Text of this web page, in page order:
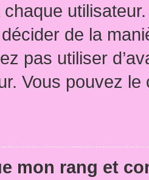
utilisateur.
de la
pas utiliser
Vous pouvez
mon rang et